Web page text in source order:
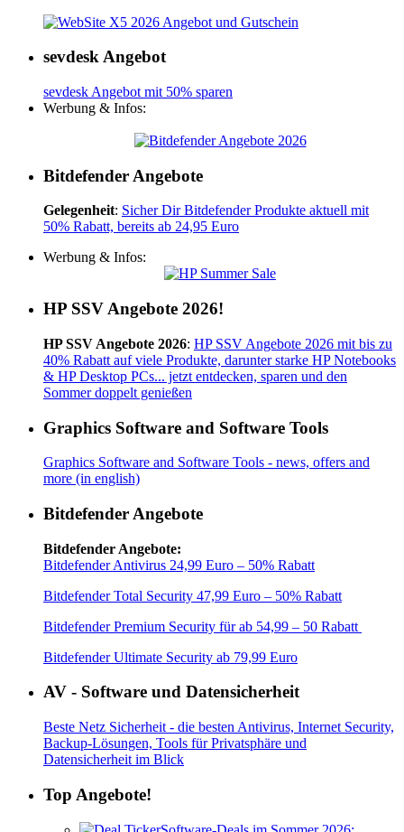
sevdesk Angebot
sevdesk Angebot mit 50% sparen
Werbung & Infos:
Bitdefender Angebote
Gelegenheit: Sicher Dir Bitdefender Produkte aktuell mit
50% Rabatt, bereits ab 24,95 Euro
Werbung & Infos:
HP SSV Angebote 2026!
HP SSV Angebote 2026: HP SSV Angebote 2026 mit bis zu
40% Rabatt auf viele Produkte, darunter starke HP Notebooks
& HP Desktop PCs... jetzt entdecken, sparen und den
Sommer doppelt genießen
Graphics Software and Software Tools
Graphics Software and Software Tools - news, offers and
more (in english)
Bitdefender Angebote
Bitdefender Angebote:
Bitdefender Antivirus 24,99 Euro – 50% Rabatt
Bitdefender Total Security 47,99 Euro – 50% Rabatt
Bitdefender Premium Security für ab 54,99 – 50 Rabatt
Bitdefender Ultimate Security ab 79,99 Euro
AV - Software und Datensicherheit
Beste Netz Sicherheit - die besten Antivirus, Internet Security,
Backup-Lösungen, Tools für Privatsphäre und
Datensicherheit im Blick
Top Angebote!